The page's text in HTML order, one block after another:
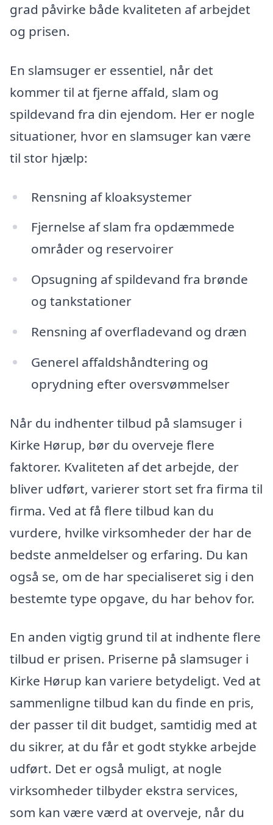
grad påvirke både kvaliteten af arbejdet
og prisen.
En slamsuger er essentiel, når det
kommer til at fjerne affald, slam og
spildevand fra din ejendom. Her er nogle
situationer, hvor en slamsuger kan være
til stor hjælp:
Rensning af kloaksystemer
Fjernelse af slam fra opdæmmede
områder og reservoirer
Opsugning af spildevand fra brønde
og tankstationer
Rensning af overfladevand og dræn
Generel affaldshåndtering og
oprydning efter oversvømmelser
Når du indhenter tilbud på slamsuger i
Kirke Hørup, bør du overveje flere
faktorer. Kvaliteten af det arbejde, der
bliver udført, varierer stort set fra firma til
firma. Ved at få flere tilbud kan du
vurdere, hvilke virksomheder der har de
bedste anmeldelser og erfaring. Du kan
også se, om de har specialiseret sig i den
bestemte type opgave, du har behov for.
En anden vigtig grund til at indhente flere
tilbud er prisen. Priserne på slamsuger i
Kirke Hørup kan variere betydeligt. Ved at
sammenligne tilbud kan du finde en pris,
der passer til dit budget, samtidig med at
du sikrer, at du får et godt stykke arbejde
udført. Det er også muligt, at nogle
virksomheder tilbyder ekstra services,
som kan være værd at overveje, når du